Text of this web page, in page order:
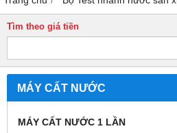
Tìm theo giá tiền
MÁY CẤT NƯỚC
MÁY CẤT NƯỚC 1 LẦN